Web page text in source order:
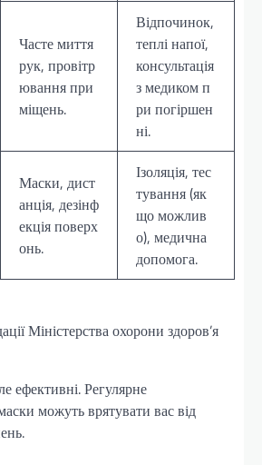
Часте миття
рук, провітр
ювання при
міщень.
Відпочинок,
теплі напої,
консультація
з медиком п
ри погіршен
ні.
Маски, дист
анція, дезінф
екція поверх
онь.
Ізоляція, тес
тування (як
що можлив
о), медична
допомога.
Міністерства охорони здоров’я
ефективні. Регулярне
можуть врятувати вас від